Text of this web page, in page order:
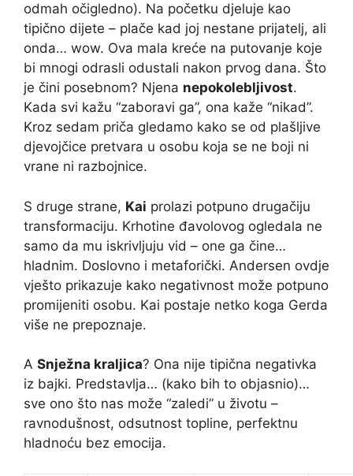
odmah očigledno). Na početku djeluje kao
tipično dijete – plače kad joj nestane prijatelj, ali
onda… wow. Ova mala kreće na putovanje koje
bi mnogi odrasli odustali nakon prvog dana. Što
je čini posebnom? Njena nepokolebljivost.
Kada svi kažu “zaboravi ga”, ona kaže “nikad”.
Kroz sedam priča gledamo kako se od plašljive
djevojčice pretvara u osobu koja se ne boji ni
vrane ni razbojnice.
S druge strane, Kai prolazi potpuno drugačiju
transformaciju. Krhotine đavolovog ogledala ne
samo da mu iskrivljuju vid – one ga čine…
hladnim. Doslovno i metaforički. Andersen ovdje
vješto prikazuje kako negativnost može potpuno
promijeniti osobu. Kai postaje netko koga Gerda
više ne prepoznaje.
A Snježna kraljica? Ona nije tipična negativka
iz bajki. Predstavlja… (kako bih to objasnio)…
sve ono što nas može “zaledi” u životu –
ravnodušnost, odsutnost topline, perfektnu
hladnoću bez emocija.